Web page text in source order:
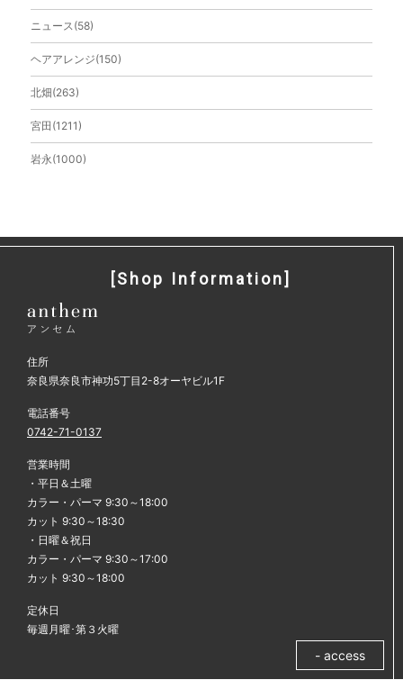
2017年2月
2016年11月
2016年9月
2016年8月
2016年5月
2015年11月
2015年9月
2015年7月
2015年6月
2015年4月
2015年3月
2015年2月
2015年1月
2014年12月
2014年10月
ニュース(58)
ヘアアレンジ(150)
北畑(263)
宮田(1211)
岩永(1000)
[Shop Information]
住所
奈良県奈良市神功5丁目2-8オーヤビル1F
電話番号
0742-71-0137
営業時間
・平日＆土曜
カラー・パーマ 9:30～18:00
カット 9:30～18:30
・日曜＆祝日
カラー・パーマ 9:30～17:00
カット 9:30～18:00
定休日
毎週月曜･第３火曜
- access